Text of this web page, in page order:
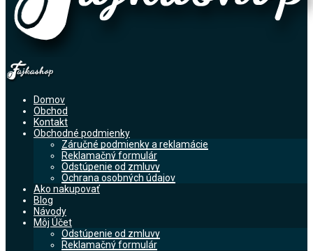
Domov
Obchod
Kontakt
Obchodné podmienky
Záručné podmienky a reklamácie
Reklamačný formulár
Odstúpenie od zmluvy
Ochrana osobných údajov
Ako nakupovať
Blog
Návody
Môj Účet
Odstúpenie od zmluvy
Reklamačný formulár